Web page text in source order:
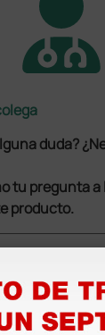
duda?
tu pregunta a
producto.